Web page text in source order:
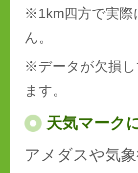
※1km四方で実際
ん。
※データが欠損
ます。
天気マーク
アメダスや気